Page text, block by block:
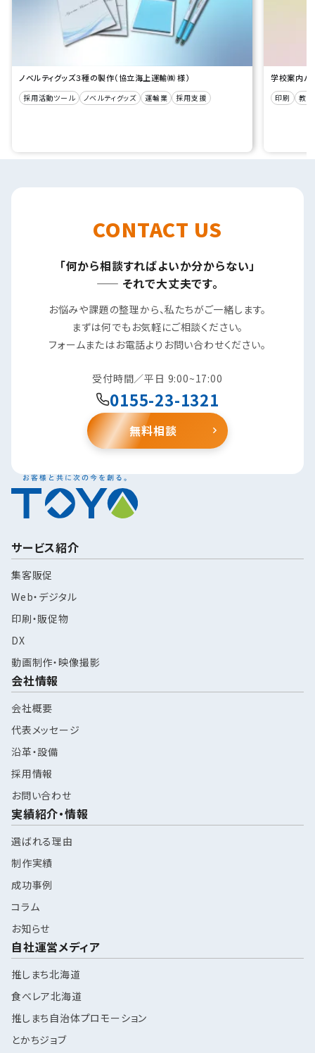
ノベルティグッズ３種の製作（協立海上運輸㈱ 様）
採用活動ツール ノベルティグッズ 運輸業 採用支援
学校案内パ
印刷 教
サービス紹介
集客販促
Web・デジタル
印刷・販促物
DX
動画制作・映像撮影
会社情報
会社概要
代表メッセージ
沿革・設備
採用情報
お問い合わせ
実績紹介・情報
選ばれる理由
制作実績
成功事例
コラム
お知らせ
自社運営メディア
推しまち北海道
食べレア北海道
推しまち自治体プロモーション
とかちジョブ
CONTACT US
「何から相談すればよいか分からない」
—— それで大丈夫です。
お悩みや課題の整理から、私たちがご一緒します。
まずは何でもお気軽にご相談ください。
フォームまたはお電話よりお問い合わせください。
受付時間／平日 9:00~17:00
0155-23-1321
無料相談